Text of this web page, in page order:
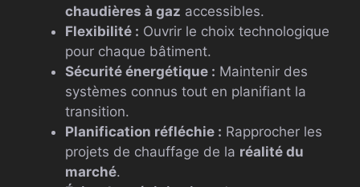
chaudières à gaz accessibles.
Flexibilité : Ouvrir le choix technologique
pour chaque bâtiment.
Sécurité énergétique : Maintenir des
systèmes connus tout en planifiant la
transition.
Planification réfléchie : Rapprocher les
projets de chauffage de la réalité du
marché.